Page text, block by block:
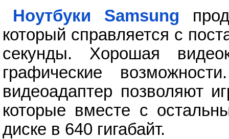
Ноутбуки Samsung
который справляется с
секунды. Хорошая
графические
видеоадаптер позволяют
которые вместе с
диске в 640 гигабайт.